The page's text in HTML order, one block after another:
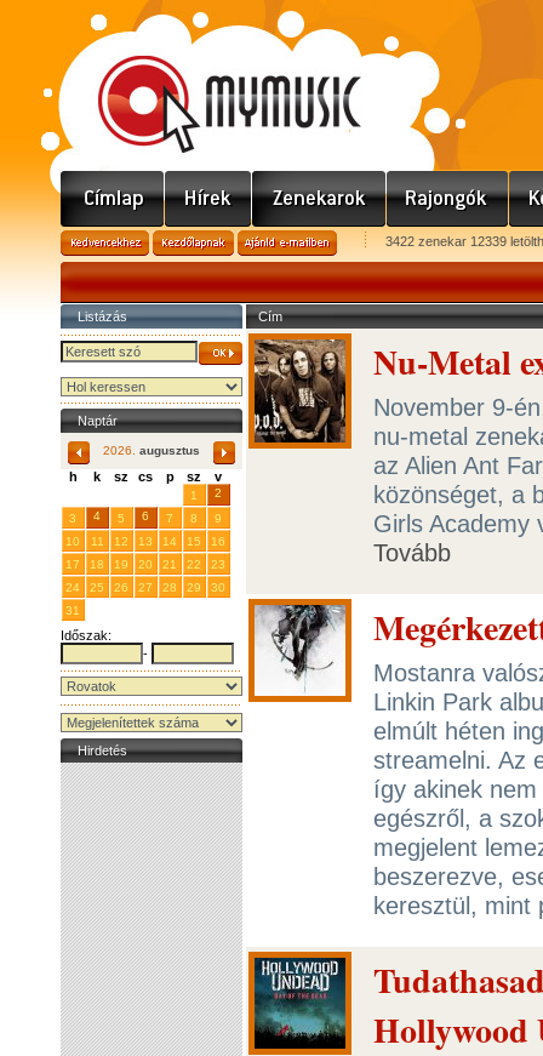
3422 zenekar 12339
Listázás
Naptár
2026. augusztus
h k sz cs p sz v
1
2
3
4 5 6 7 8
9
10
11 12 13 14 15
16
17
18 19 20 21 22
23
24
25 26 27 28 29
30
31
Időszak:
-
Hirdetés
Cím
Nu-Metal
November 9-
nu-metal
az Alien Ant
közönséget, a
Girls Academy
Tovább
Mostanra
Linkin Park
elmúlt héten
streamelni. Az
így akinek
egészről, a
megjelent
beszerezve,
keresztül, mint
Hollywood